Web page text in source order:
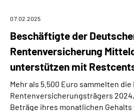
Beschäftigte der
Rentenversicherung
unterstützen mit
07.02.2025
Mehr als 5.500 Euro sammelten
Rentenversicherungsträgers
Beträge ihres monatlichen Gehalts